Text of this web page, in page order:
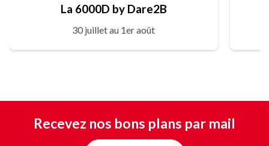
La 6000D by Dare2B
30 juillet au 1er août
Recevez nos bons plans par mail